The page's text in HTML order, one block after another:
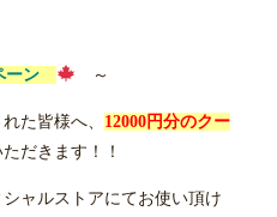
ーン ～
た皆様へ、 12000円分のクー
だきます！！
ャルストアにてお使い頂け